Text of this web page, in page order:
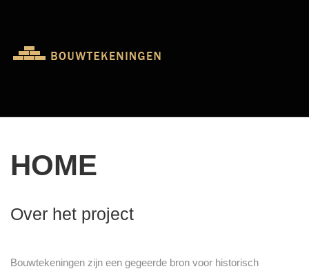
HOME
Over het project
Bouwtekeningen zijn een gegeerde bron voor historisch